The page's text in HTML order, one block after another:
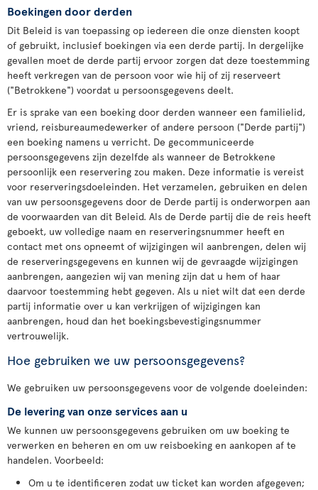
Boekingen door derden
Dit Beleid is van toepassing op iedereen die onze diensten koopt
of gebruikt, inclusief boekingen via een derde partij. In dergelijke
gevallen moet de derde partij ervoor zorgen dat deze toestemming
heeft verkregen van de persoon voor wie hij of zij reserveert
("Betrokkene") voordat u persoonsgegevens deelt.
Er is sprake van een boeking door derden wanneer een familielid,
vriend, reisbureaumedewerker of andere persoon ("Derde partij")
een boeking namens u verricht. De gecommuniceerde
persoonsgegevens zijn dezelfde als wanneer de Betrokkene
persoonlijk een reservering zou maken. Deze informatie is vereist
voor reserveringsdoeleinden. Het verzamelen, gebruiken en delen
van uw persoonsgegevens door de Derde partij is onderworpen aan
de voorwaarden van dit Beleid. Als de Derde partij die de reis heeft
geboekt, uw volledige naam en reserveringsnummer heeft en
contact met ons opneemt of wijzigingen wil aanbrengen, delen wij
de reserveringsgegevens en kunnen wij de gevraagde wijzigingen
aanbrengen, aangezien wij van mening zijn dat u hem of haar
daarvoor toestemming hebt gegeven. Als u niet wilt dat een derde
partij informatie over u kan verkrijgen of wijzigingen kan
aanbrengen, houd dan het boekingsbevestigingsnummer
vertrouwelijk.
Hoe gebruiken we uw persoonsgegevens?
We gebruiken uw persoonsgegevens voor de volgende doeleinden:
De levering van onze services aan u
We kunnen uw persoonsgegevens gebruiken om uw boeking te
verwerken en beheren en om uw reisboeking en aankopen af te
handelen. Voorbeeld:
Om u te identificeren zodat uw ticket kan worden afgegeven;